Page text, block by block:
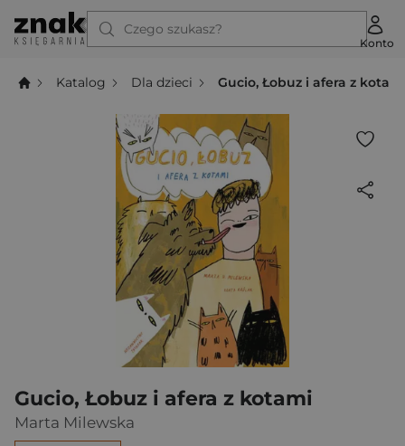
Czego szukasz?
Konto
Katalog Dla dzieci Gucio, Łobuz i afera z
Gucio, Łobuz i afera z kotami
Marta Milewska